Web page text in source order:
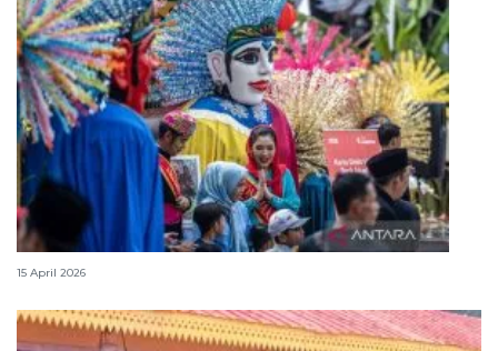
Lebaran Betawi, harmoni tradisi dan kota global
15 April 2026